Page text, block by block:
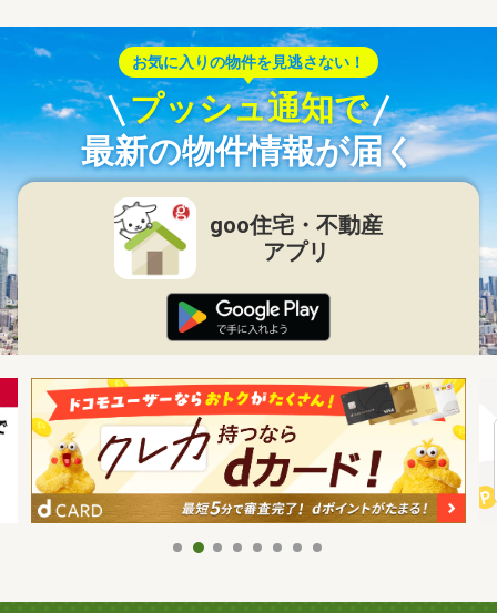
お気に入りの物件を見逃さない！
プッシュ通知で
最新の物件情報が届く
goo住宅・不動産
アプリ